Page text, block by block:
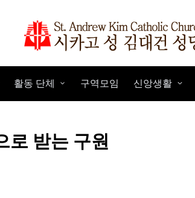
활동 단체 구역모임 신앙생활
로 받는 구원